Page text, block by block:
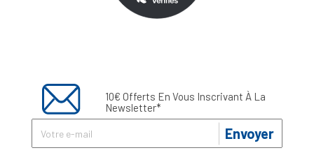
10€ Offerts En Vous Inscrivant À La
Newsletter*
Envoyer